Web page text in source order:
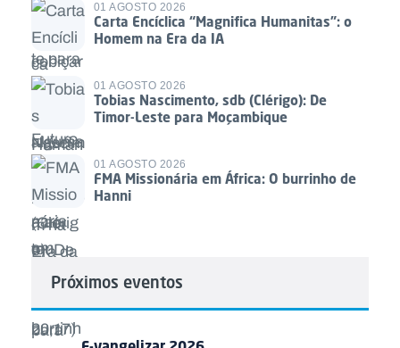
01 AGOSTO 2026
Carta Encíclica “Magnifica Humanitas”: o
Homem na Era da IA
01 AGOSTO 2026
Tobias Nascimento, sdb (Clérigo): De
Timor-Leste para Moçambique
01 AGOSTO 2026
FMA Missionária em África: O burrinho de
Hanni
Próximos eventos